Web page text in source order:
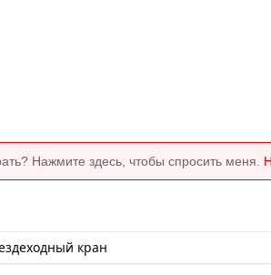
Нажмите здесь, чтобы спросить меня.
кран